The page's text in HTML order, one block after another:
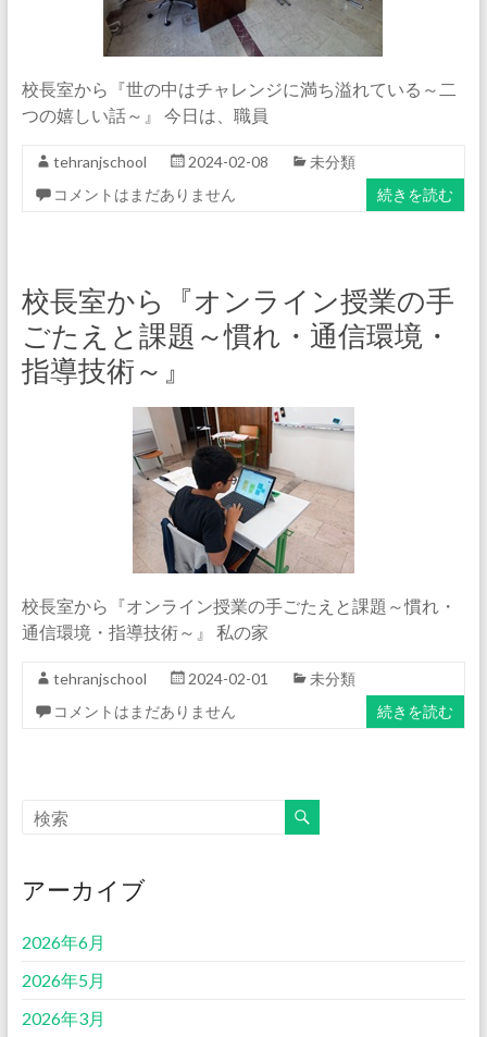
校長室から『世の中はチャレンジに満ち溢れている～二
つの嬉しい話～』 今日は、職員
tehranjschool 2024-02-08
未分類
コメントはまだありません
続きを読む
校長室から『オンライン授業の手
ごたえと課題～慣れ・通信環境・
指導技術～』
校長室から『オンライン授業の手ごたえと課題～慣れ・
通信環境・指導技術～』 私の家
tehranjschool 2024-02-01
未分類
コメントはまだありません
続きを読む
アーカイブ
2026年6月
2026年5月
2026年3月